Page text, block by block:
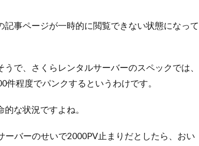
事ページが一時的に閲覧できない状態になって
で、さくらレンタルサーバーのスペックでは、
程度でパンクするというわけです。
な状況ですよね。
バーのせいで2000PV止まりだとしたら、おい